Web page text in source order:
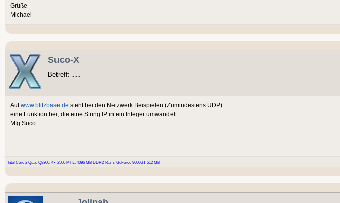
Grüße
Michael
Suco-X
Betreff:
Aufwww.blitzbase.de steht bei den Netzwerk Beispielen (Zumindestens UDP)
eine Funktion bei, die eine String IP in ein Integer umwandelt.
Mfg Suco
Intel Core 2 Quad Q8300, 4× 2500 MHz, 4096 MB DDR2-Ram, GeForce 9600GT 512 MB